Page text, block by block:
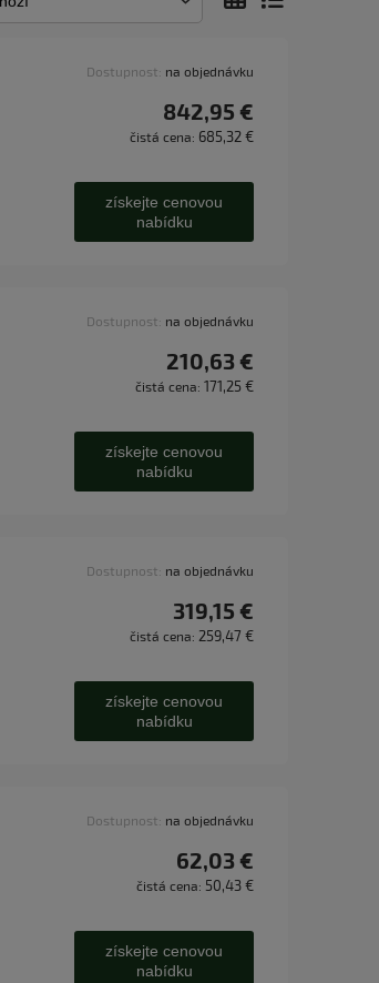
Dostupnost: na objednávku
842,95 €
čistá cena: 685,32 €
získejte cenovou
nabídku
Dostupnost: na objednávku
210,63 €
čistá cena: 171,25 €
získejte cenovou
nabídku
Dostupnost: na objednávku
319,15 €
čistá cena: 259,47 €
získejte cenovou
nabídku
Dostupnost: na objednávku
62,03 €
čistá cena: 50,43 €
získejte cenovou
nabídku